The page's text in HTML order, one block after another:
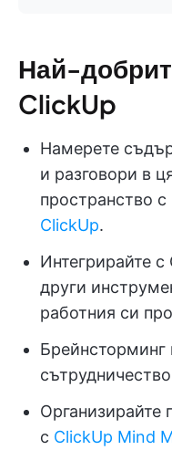
Най-
ClickUp
Намерете
и разговори в
пространство с
ClickUp.
Интегрирайте
други
работния си
Брейнсторминг
Организирайте
с ClickUp Mind